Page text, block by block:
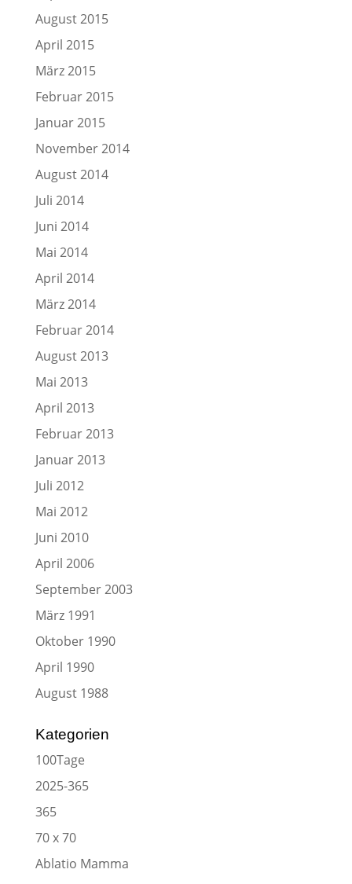
August 2015
April 2015
März 2015
Februar 2015
Januar 2015
November 2014
August 2014
Juli 2014
Juni 2014
Mai 2014
April 2014
März 2014
Februar 2014
August 2013
Mai 2013
April 2013
Februar 2013
Januar 2013
Juli 2012
Mai 2012
Juni 2010
April 2006
September 2003
März 1991
Oktober 1990
April 1990
August 1988
Kategorien
100Tage
2025-365
365
70 x 70
Ablatio Mamma